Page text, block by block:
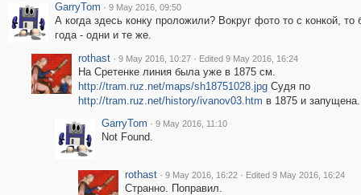
GarryTom · 9 May 2016, 09:50
А когда здесь конку проложили? Вокруг фото то с конкой, то
года - одни и те же.
rothast · 9 May 2016, 10:27 · Edited 9 May 2016, 16:24
На Сретенке линия была уже в 1875 см.
http://tram.ruz.net/maps/sh18751028.jpgСудя по
http://tram.ruz.net/history/ivanov03.htm в 1875 и запущена.
GarryTom · 9 May 2016, 11:10
Not Found.
rothast · 9 May 2016, 16:22 · Edited 9 May 2016, 16:24
Странно. Поправил.